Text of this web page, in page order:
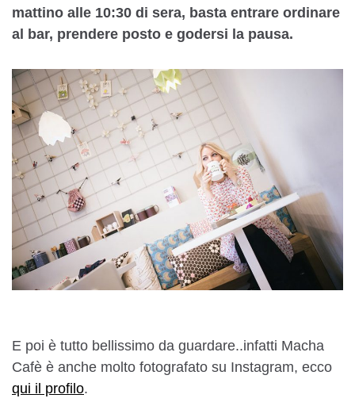
mattino alle 10:30 di sera, basta entrare ordinare
al bar, prendere posto e godersi la pausa.
E poi è tutto bellissimo da guardare..infatti Macha
Cafè è anche molto fotografato su Instagram, ecco
qui il profilo.